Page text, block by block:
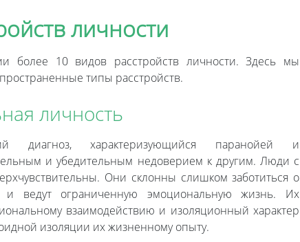
личности
более 10 видов расстройств личности. Здесь мы
типы расстройств.
личность
диагноз, характеризующийся паранойей и
и убедительным недоверием к другим. Люди с
Они склонны слишком заботиться о
и ведут ограниченную эмоциональную жизнь. Их
взаимодействию и изоляционный характер
изоляции их жизненному опыту.